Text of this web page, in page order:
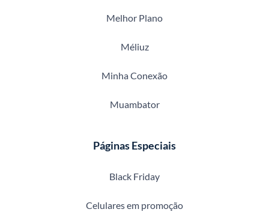
Melhor Plano
Méliuz
Minha Conexão
Muambator
Páginas Especiais
Black Friday
Celulares em promoção